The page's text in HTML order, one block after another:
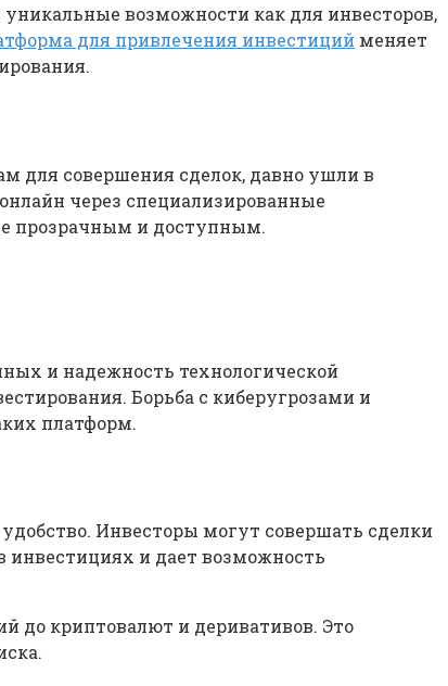
возможности как для инвесторов,
для привлечения инвестиций меняет
для совершения сделок, давно ушли в
через специализированные
прозрачным и доступным.
и надежность технологической
Борьба с киберугрозами и
платформ.
Инвесторы могут совершать сделки
инвестициях и дает возможность
до криптовалют и деривативов. Это